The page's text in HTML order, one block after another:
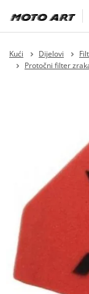
Kući Dijelovi
Protočni filter zraka